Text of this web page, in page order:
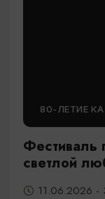
80-ЛЕТИЕ
Фестиваль
светлой
11.06.2026 -